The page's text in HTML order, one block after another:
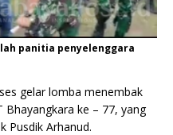
panitia penyelenggara
gelar lomba menembak
ke – 77, yang
Pusdik Arhanud.